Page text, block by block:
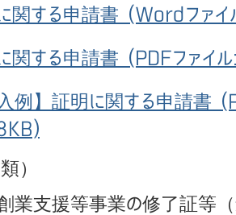
関する申請書 (Wordファ
関する申請書 (PDFファイ
例】証明に関する申請書
）
業支援等事業の修了証等